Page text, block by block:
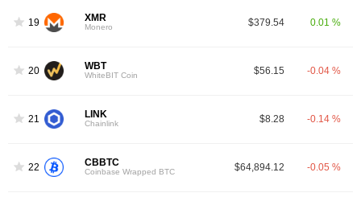
19 XMR
Monero $379.54 0.01 %
20 WBT
WhiteBIT Coin $56.15 -0.04 %
21 LINK
Chainlink $8.28 -0.14 %
22 CBBTC
Coinbase Wrapped BTC $64,894.12 -0.05 %